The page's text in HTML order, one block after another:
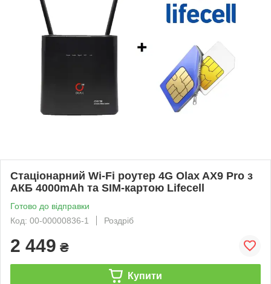
Стаціонарний Wi-Fi роутер 4G Olax AX9 Pro з
АКБ 4000mAh та SIM-картою Lifecell
Готово до відправки
Код: 00-00000836-1
Роздріб
2 449 ₴
Купити